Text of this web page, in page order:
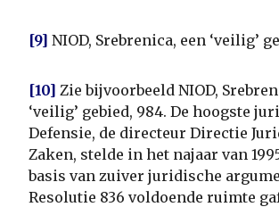
[9] NIOD, Srebrenica, een ‘veilig’
[10] Zie bijvoorbeeld NIOD,
‘veilig’ gebied, 984. De hoogste
Defensie, de directeur Directie
Zaken, stelde in het najaar van
basis van zuiver juridische
Resolutie 836 voldoende ruimte